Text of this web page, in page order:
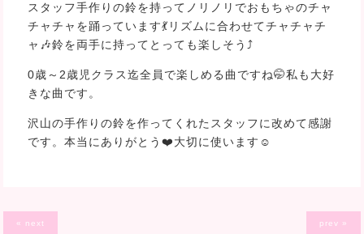
スタッフ手作りの鈴を持ってノリノリでおもちゃのチャ
チャチャを踊っています💃リズムに合わせてチャチャチ
ャ🎶鈴を両手に持ってとっても楽しそう⤴️
0歳～2歳児クラス迄全員で楽しめる曲ですね🤭私も大好
きな曲です。
沢山の手作りの鈴を作ってくれたスタッフに改めて感謝
です。本当にありがとう❤️大切に使います☺️
« next prev »